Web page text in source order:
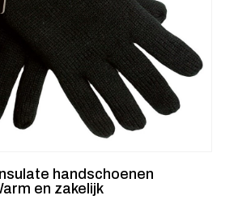
handschoenen
en zakelijk